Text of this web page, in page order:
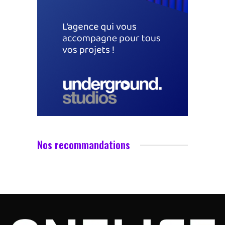
Nos recommandations